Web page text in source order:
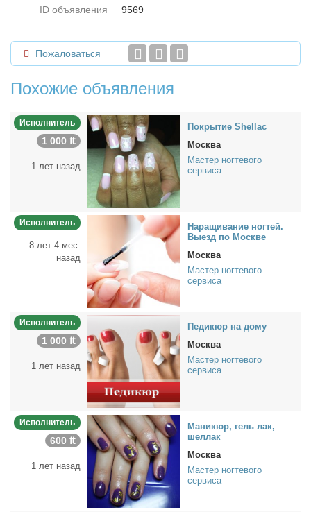
ID объявления 9569
Пожаловаться
Похожие объявления
Исполнитель
1 000 ₶
1 лет назад
По­кры­тие Shellac
Москва
Мастер ногтевого
сервиса
Исполнитель
8 лет 4 мес.
назад
На­ра­щи­ва­ние ног­тей.
Вы­езд по Москве
Москва
Мастер ногтевого
сервиса
Исполнитель
1 000 ₶
1 лет назад
Пе­ди­кюр на до­му
Москва
Мастер ногтевого
сервиса
Исполнитель
600 ₶
1 лет назад
Ма­ни­кюр, гель лак,
шел­лак
Москва
Мастер ногтевого
сервиса